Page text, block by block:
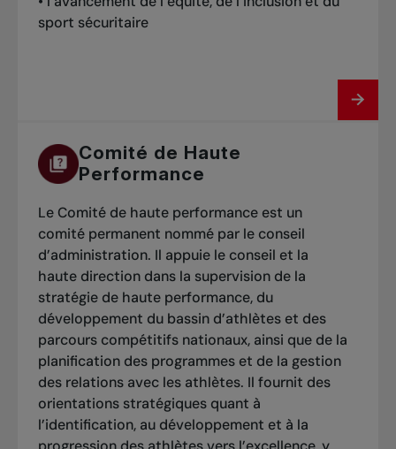
et d’équipement, et plusieurs peuvent être
réalisées à l’intérieur comme à l’extérieur.
Enfin, le
pour des activités hors court dans un camp, à
l’école ou à la maison.
Liens vers les ressources :
sport sécuritaire
Comité de Haute
Performance
Le Comité de haute performance est un
comité permanent nommé par le conseil
d’administration. Il appuie le conseil et la
haute direction dans la supervision de la
stratégie de haute performance, du
développement du bassin d’athlètes et des
parcours compétitifs nationaux, ainsi que de la
planification des programmes et de la gestion
des relations avec les athlètes. Il fournit des
orientations stratégiques quant à
l’identification, au développement et à la